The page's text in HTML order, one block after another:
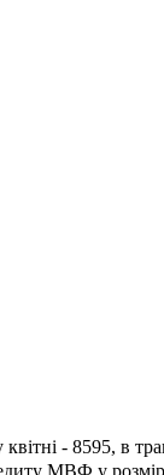
- 8595, в
МВФ у